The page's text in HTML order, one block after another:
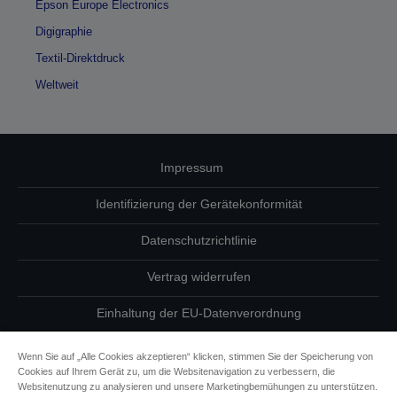
Epson Europe Electronics
Digigraphie
Textil-Direktdruck
Weltweit
Impressum
Identifizierung der Gerätekonformität
Datenschutzrichtlinie
Vertrag widerrufen
Einhaltung der EU-Datenverordnung
Informationen zu Cookies
Wenn Sie auf „Alle Cookies akzeptieren“ klicken, stimmen Sie der Speicherung von
Cookies auf Ihrem Gerät zu, um die Websitenavigation zu verbessern, die
Websitenutzung zu analysieren und unsere Marketingbemühungen zu unterstützen.